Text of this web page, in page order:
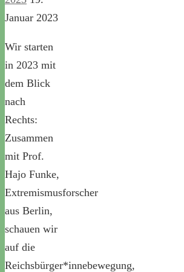
Januar 2023
Wir starten
in 2023 mit
dem Blick
nach
Rechts:
Zusammen
mit Prof.
Hajo Funke,
Extremismusforscher
aus Berlin,
schauen wir
auf die
Reichsbürger*innebewegung,